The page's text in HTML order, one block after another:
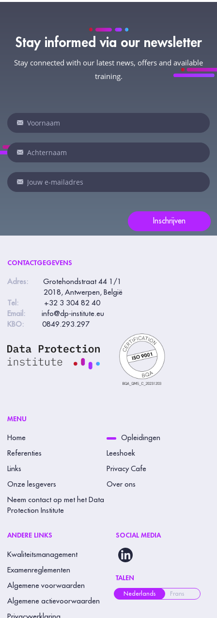
Stay informed via our newsletter
Stay connected with our latest news, offers and available
training.
Newsletter
Inschrijven
Indien
je
een
mens
bent,
laat
CONTACTGEGEVENS
Adres:
Grotehondstraat 44 1/1
2018, Antwerpen, België
Tel:
+32 3 304 82 40
Email:
info@dp-institute.eu
KBO:
0849.293.297
MENU
Home Opleidingen
Referenties Leeshoek
Links Privacy Cafe
Onze lesgevers Over ons
Neem contact op met het Data
Protection Institute
ANDERE LINKS
Kwaliteitsmanagement
Examenreglementen
Algemene voorwaarden
Algemene actievoorwaarden
SOCIAL MEDIA
TALEN
Nederlands Frans